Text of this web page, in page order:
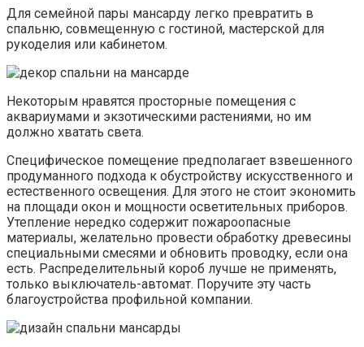
Для семейной пары мансарду легко превратить в
спальню, совмещенную с гостиной, мастерской для
рукоделия или кабинетом.
Некоторым нравятся просторные помещения с
аквариумами и экзотическими растениями, но им
должно хватать света.
Специфическое помещение предполагает взвешенного
продуманного подхода к обустройству искусственного и
естественного освещения. Для этого не стоит экономить
на площади окон и мощности осветительных приборов.
Утепление нередко содержит пожароопасные
материалы, желательно провести обработку древесины
специальными смесями и обновить проводку, если она
есть. Распределительный короб лучше не применять,
только выключатель-автомат. Поручите эту часть
благоустройства профильной компании.